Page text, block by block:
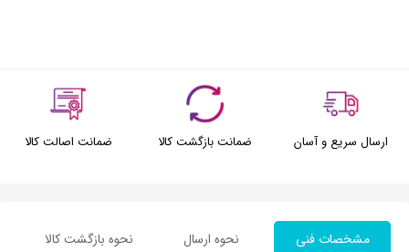
ارسال سریع و آسان ضمانت بازگشت کالا ضمانت اصالت کالا
مشخصات فنی نحوه ارسال نحوه بازگشت کالا